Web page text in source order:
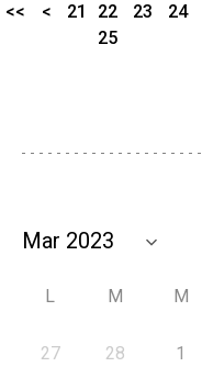
<< < 21 22 23
24
25
L M M
27 28 1